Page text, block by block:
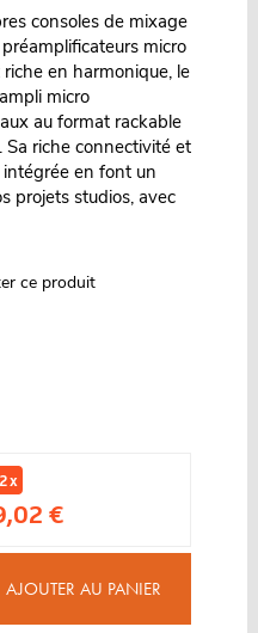
consoles de mixage
micro
en harmonique, le
micro
au format rackable
riche connectivité et
en font un
projets studios, avec
ce produit
x
€
AJOUTER AU PANIER